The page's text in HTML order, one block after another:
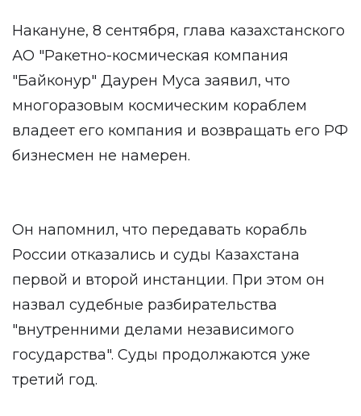
Накануне, 8 сентября, глава казахстанского
АО "Ракетно-космическая компания
"Байконур" Даурен Муса заявил, что
многоразовым космическим кораблем
владеет его компания и возвращать его РФ
бизнесмен не намерен.
Он напомнил, что передавать корабль
России отказались и суды Казахстана
первой и второй инстанции. При этом он
назвал судебные разбирательства
"внутренними делами независимого
государства". Суды продолжаются уже
третий год.